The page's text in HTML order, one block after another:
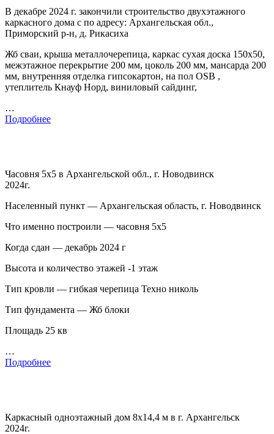
В декабре 2024 г. закончили строительство двухэтажного
каркасного дома с по адресу: Архангельская обл.,
Приморский р-н, д. Рикасиха
Жб сваи, крыша металлочерепица, каркас сухая доска 150х50,
межэтажное перекрытие 200 мм, цоколь 200 мм, мансарда 200
мм, внутренняя отделка гипсокартон, на пол OSB ,
утеплитель Кнауф Норд, виниловый сайдинг,
…
Подробнее
Часовня 5х5 в Архангельской обл., г. Новодвинск
2024г.
Населенный пункт — Архангельская область, г. Новодвинск
Что именно построили — часовня 5х5
Когда сдан — декабрь 2024 г
Высота и количество этажей -1 этаж
Тип кровли — гибкая черепица Техно николь
Тип фундамента — Жб блоки
Площадь 25 кв
…
Подробнее
Каркасный одноэтажный дом 8х14,4 м в г. Архангельск
2024г.